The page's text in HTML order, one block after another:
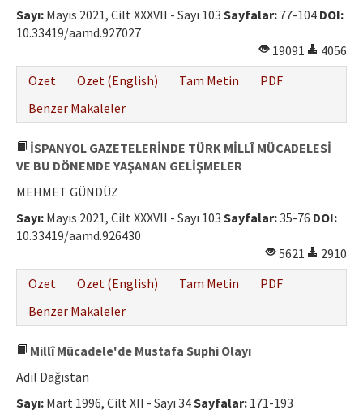
Sayı: Mayıs 2021, Cilt XXXVII - Sayı 103 Sayfalar: 77-104 DOI:
10.33419/aamd.927027
19091
4056
Özet
Özet (English) Tam Metin
PDF
Benzer Makaleler
İSPANYOL GAZETELERİNDE TÜRK MİLLÎ MÜCADELESİ
VE BU DÖNEMDE YAŞANAN GELİŞMELER
MEHMET GÜNDÜZ
Sayı: Mayıs 2021, Cilt XXXVII - Sayı 103 Sayfalar:35-76 DOI:
10.33419/aamd.926430
5621
2910
Özet
Özet (English) Tam Metin
PDF
Benzer Makaleler
Millî Mücadele'de Mustafa Suphi Olayı
Adil Dağıstan
Sayı: Mart 1996, Cilt XII - Sayı 34Sayfalar: 171-193